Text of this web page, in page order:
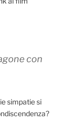
con
simpatie si